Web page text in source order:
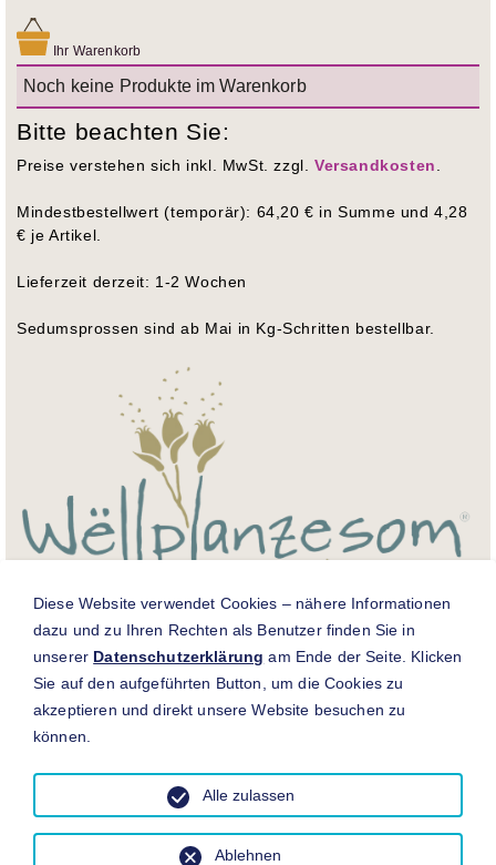
Ihr Warenkorb
Noch keine Produkte im Warenkorb
Bitte beachten Sie:
Preise verstehen sich inkl. MwSt. zzgl. Versandkosten
Mindestbestellwert (temporär): 64,20 € in Summe und 4,28
€ je Artikel.
Lieferzeit derzeit: 1-2 Wochen
Sedumsprossen sind ab Mai in Kg-Schritten bestellbar.
Für weitere Informationen zur luxemburgischen
Wildpflanzensaatgut-Produktion und Zertifizierung
„Wëllplanzesom Lëtzebuerg“ besuchen Siewww.wellplanzen.lu
Bezug von Kleinmengen für Luxemburg:
Sie sich bitte an die Vertriebspartner in Luxemburg.
https://wellplanzen.lu/verkaufsstellen-der-lux-mischungen/
Diese Website verwendet Cookies – nähere Informationen
dazu und zu Ihren Rechten als Benutzer finden Sie in
unserer Datenschutzerklärung am Ende der Seite. Klicken
Sie auf den aufgeführten Button, um die Cookies zu
akzeptieren und direkt unsere Website besuchen zu
können.
Ablehnen
Alle zulassen